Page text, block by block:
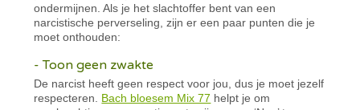
ondermijnen. Als je het slachtoffer bent van een
narcistische perverseling, zijn er een paar punten die je
moet onthouden:
- Toon geen zwakte
De narcist heeft geen respect voor jou, dus je moet jezelf
respecteren. Bach bloesem Mix 77 helpt je om